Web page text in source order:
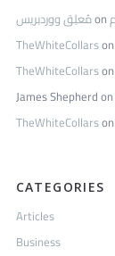
مُعلِق ووردبريسon
TheWhiteCollarson
TheWhiteCollarson
James Shepherdon
TheWhiteCollarson
CATEGORIES
Articles
Business